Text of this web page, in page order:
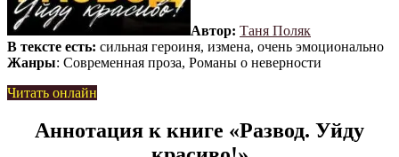
Автор: Таня Поляк
В тексте есть: сильная героиня, измена, очень эмоционально
Жанры: Современная проза, Романы о неверности
Читать онлайн
Аннотация к книге «Развод. Уйду